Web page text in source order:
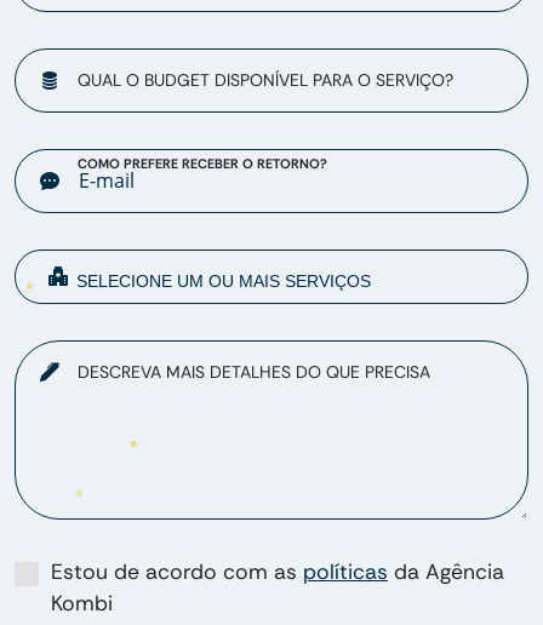
QUAL O BUDGET DISPONÍVEL PARA O SERVIÇO?
COMO PREFERE RECEBER O RETORNO?
DESCREVA MAIS DETALHES DO QUE PRECISA
Estou de acordo com as políticas da Agência
Kombi